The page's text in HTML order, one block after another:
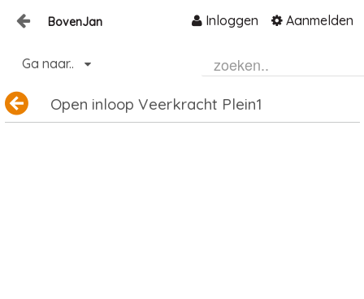
Inloggen Aanmelden
BovenJan
Home
Zoeken
Ga naar..
Open inloop Veerkracht Plein1